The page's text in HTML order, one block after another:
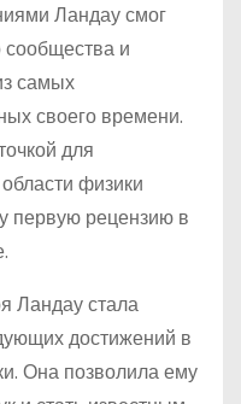
Ландау смог
сообщества и
самых
своего времени.
для
физики
первую рецензию в
Ландау стала
достижений в
Она позволила ему